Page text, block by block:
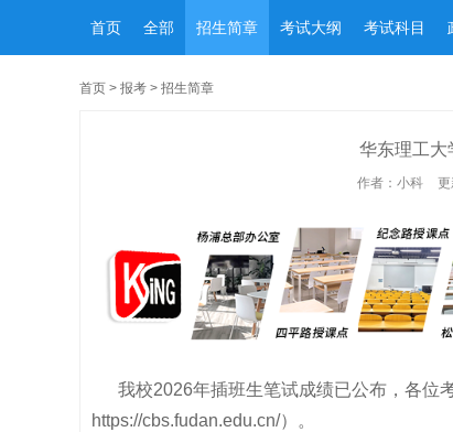
首页 全部 招生简章 考试大纲 考试科目
首页 > 报考 > 招生简章
华东理工大
作者：小科
我校2026年插班生笔试成绩已公布，各位
https://cbs.fudan.edu.cn/）。